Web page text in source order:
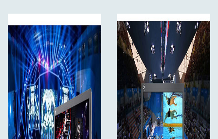
ATEM156 monitora aizmugure ir aprīkota ar 12 V
līdzstrāvas ieeju un V stiprinājuma akumulatora plāksni.
Varat pievienot tā 12 V līdzstrāvas ieeju nepārtrauktai
strāvas padevei, vai arī uz V stiprinājuma akumulatora
plāksnes varat uzstādīt V veida stiprinājuma uzlādējamu
akumulatoru, lai lietotu mobilās lietojumprogrammas.
Uzņemšanai ārpus telpām varat izmantot ārēju
akumulatoru, kā arī varat pievienot standarta līdzstrāvas
padevi, ja to izmantojat nojumē vai pēcapstrādes telpā.
Pievienojiet kameras atbalstam vai pakariniet to